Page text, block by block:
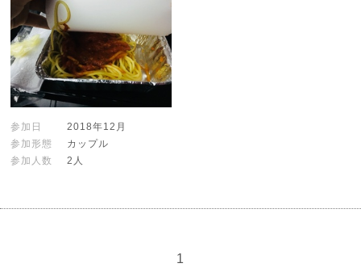
参加日
2018年12月
参加形態
カップル
参加人数
2人
1